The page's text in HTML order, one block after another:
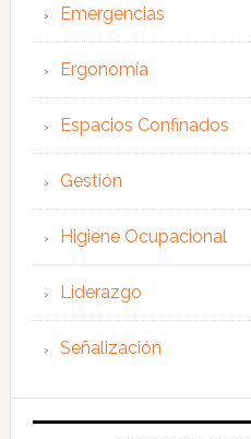
Emergencias
Ergonomía
Espacios Confinados
Gestión
Higiene Ocupacional
Liderazgo
Señalización